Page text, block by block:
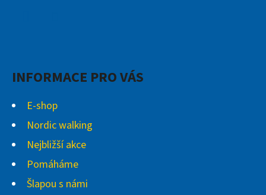
INFORMACE PRO VÁS
E-shop
Nordic walking
Nejbližší akce
Pomáháme
Šlapou s námi